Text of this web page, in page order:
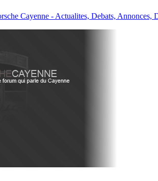
Cayenne - Actualites, Debats,